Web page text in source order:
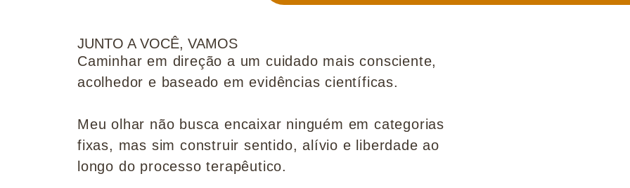
JUNTO A VOCÊ, VAMOS
Caminhar em direção a um cuidado mais consciente,
acolhedor e baseado em evidências científicas.
Meu olhar não busca encaixar ninguém em categorias
fixas, mas sim construir sentido, alívio e liberdade ao
longo do processo terapêutico.